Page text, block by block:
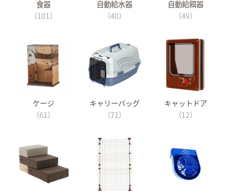
食器
（101）
自動給水器
（40）
自動給餌器
（49）
ケージ
（61）
キャリーバッグ
（71）
キャットドア
（12）